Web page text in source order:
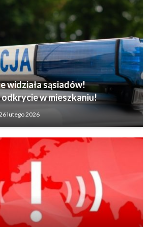
widziała sąsiadów!
w mieszkaniu!
lutego 2026